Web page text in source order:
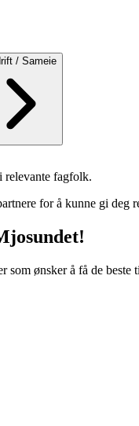
/ Sameie
relevante fagfolk.
for å kunne gi deg
som ønsker å få de